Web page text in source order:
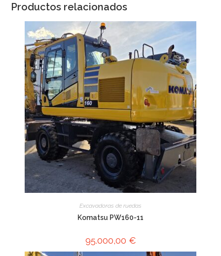
Productos relacionados
Excavadoras de ruedas
Komatsu PW160-11
95.000,00 €